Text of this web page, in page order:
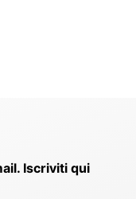
Iscriviti qui